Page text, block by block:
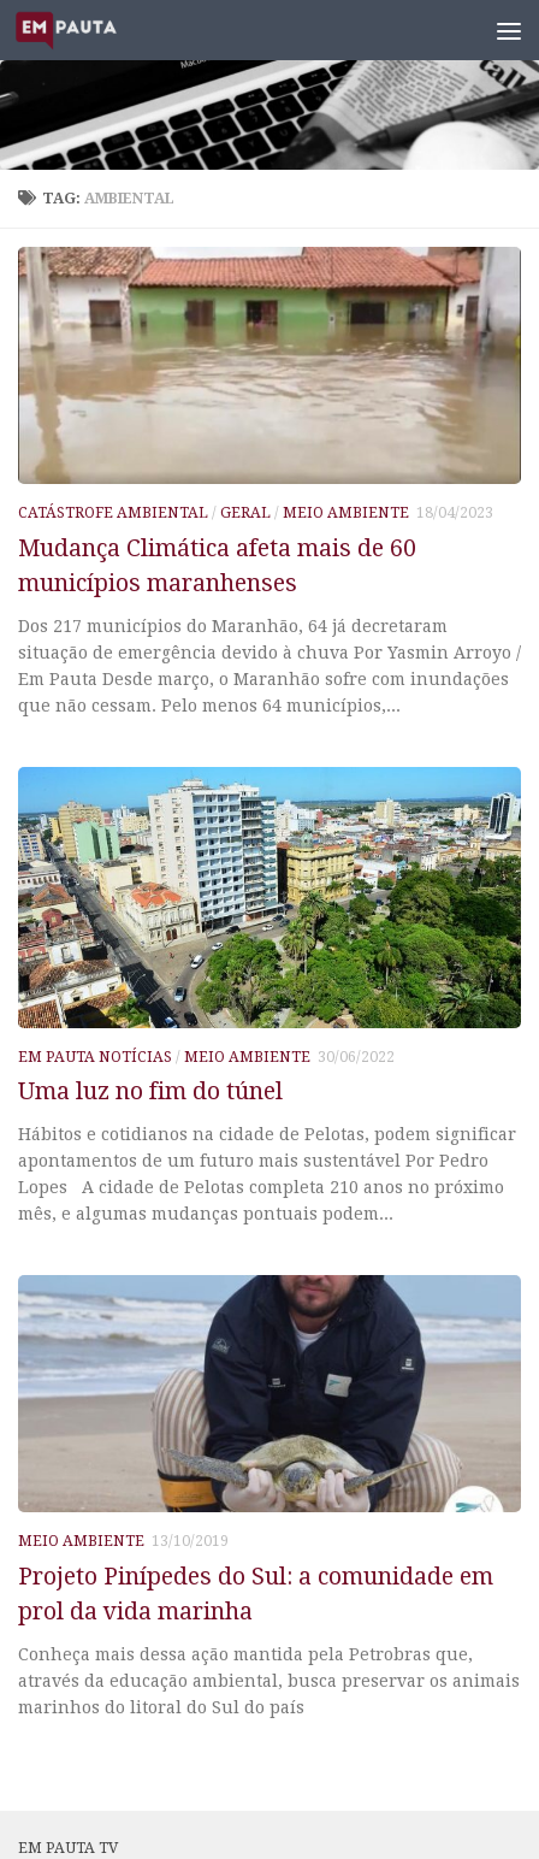
Skip to content
TAG:AMBIENTAL
CATÁSTROFE AMBIENTAL / GERAL / MEIO AMBIENTE 18/04/2023
Mudança Climática afeta mais de 60
municípios maranhenses
Dos 217 municípios do Maranhão, 64 já decretaram
situação de emergência devido à chuva Por Yasmin Arroyo /
Em Pauta Desde março, o Maranhão sofre com inundações
que não cessam. Pelo menos 64 municípios,...
EM PAUTA NOTÍCIAS / MEIO AMBIENTE 30/06/2022
Uma luz no fim do túnel
Hábitos e cotidianos na cidade de Pelotas, podem significar
apontamentos de um futuro mais sustentável Por Pedro
Lopes A cidade de Pelotas completa 210 anos no próximo
mês, e algumas mudanças pontuais podem...
MEIO AMBIENTE 13/10/2019
Projeto Pinípedes do Sul: a comunidade em
prol da vida marinha
Conheça mais dessa ação mantida pela Petrobras que,
através da educação ambiental, busca preservar os animais
marinhos do litoral do Sul do país
EM PAUTA TV